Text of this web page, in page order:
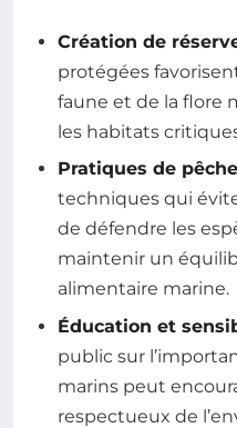
Création de
protégées
faune et de la flore
les habitats
Pratiques de
techniques qui
de défendre les
maintenir un
alimentaire marine.
Éducation et
public sur
marins peut
respectueux de